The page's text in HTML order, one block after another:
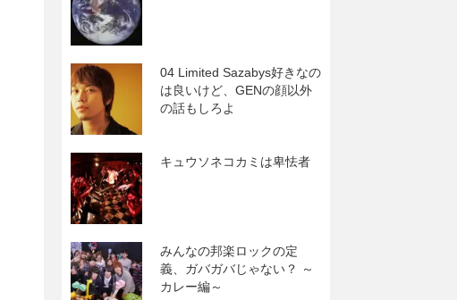
04 Limited Sazabys好きなの
は良いけど、GENの顔以外
の話もしろよ
キュウソネコカミは卑怯者
みんなの邦楽ロックの定
義、ガバガバじゃない？ ～
カレー編～